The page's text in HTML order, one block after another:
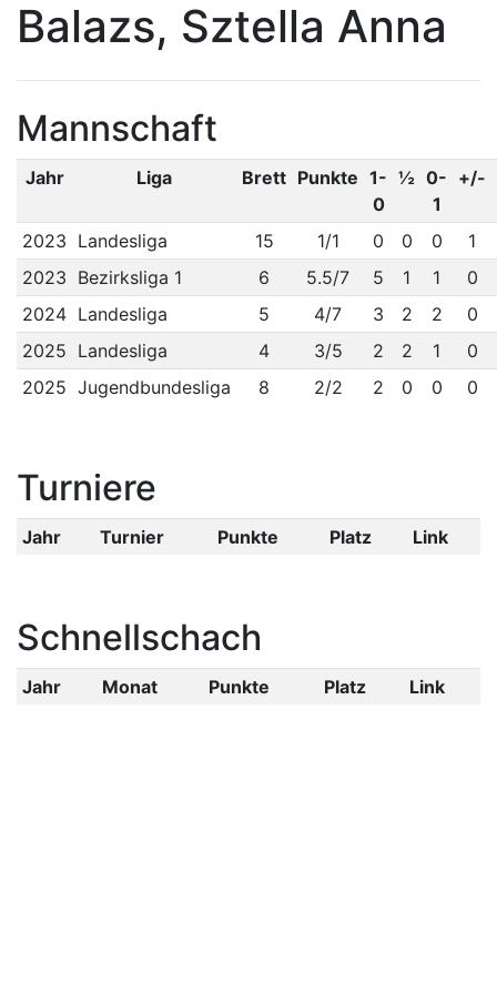
Balazs, Sztella Anna
Mannschaft
Jahr Liga Brett Punkte 1-
0
½ 0-
1
+/-
2023 Landesliga 15 1/1 0 0 0
1
2023 Bezirksliga 1 6 5.5/7 5 1 1
0
2024 Landesliga 5 4/7 3 2 2
0
2025 Landesliga 4 3/5 2 2 1
0
2025 Jugendbundesliga 8 2/2 2 0 0 0
Turniere
Jahr Turnier Punkte Platz Link
Schnellschach
Jahr Monat Punkte Platz Link